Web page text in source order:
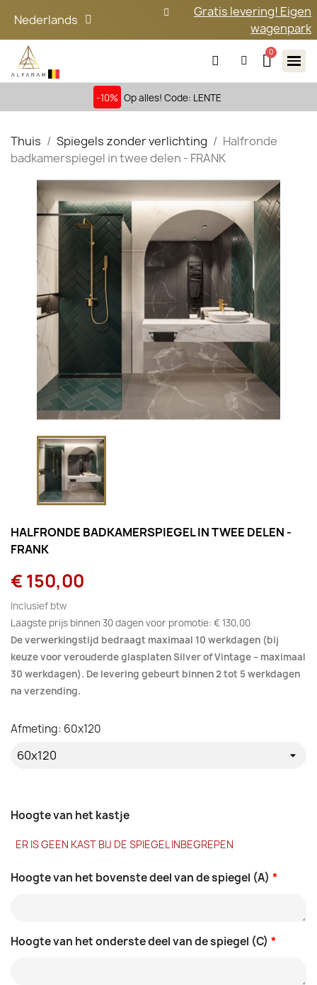
Nederlands
Gratis levering! Eigen
wagenpark
-10% Op alles! Code: LENTE
Thuis Spiegels zonder verlichting
Halfronde
badkamerspiegel in twee delen - FRANK
HALFRONDE BADKAMERSPIEGEL IN TWEE DELEN -
FRANK
€ 150,00
Inclusief btw
Laagste prijs binnen 30 dagen voor promotie: € 130,00
De verwerkingstijd bedraagt maximaal 10 werkdagen (bij
keuze voor verouderde glasplaten Silver of Vintage – maximaal
30 werkdagen). De levering gebeurt binnen 2 tot 5 werkdagen
na verzending.
Hoogte van het kastje
ER IS GEEN KAST BIJ DE SPIEGEL INBEGREPEN
*
Hoogte van het bovenste deel van de spiegel (A)
*
Hoogte van het onderste deel van de spiegel (C)
Afmeting: 60x120